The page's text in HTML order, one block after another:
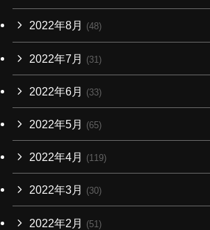
2022年8月 (48)
2022年7月 (31)
2022年6月 (33)
2022年5月 (65)
2022年4月 (119)
2022年3月 (30)
2022年2月 (51)